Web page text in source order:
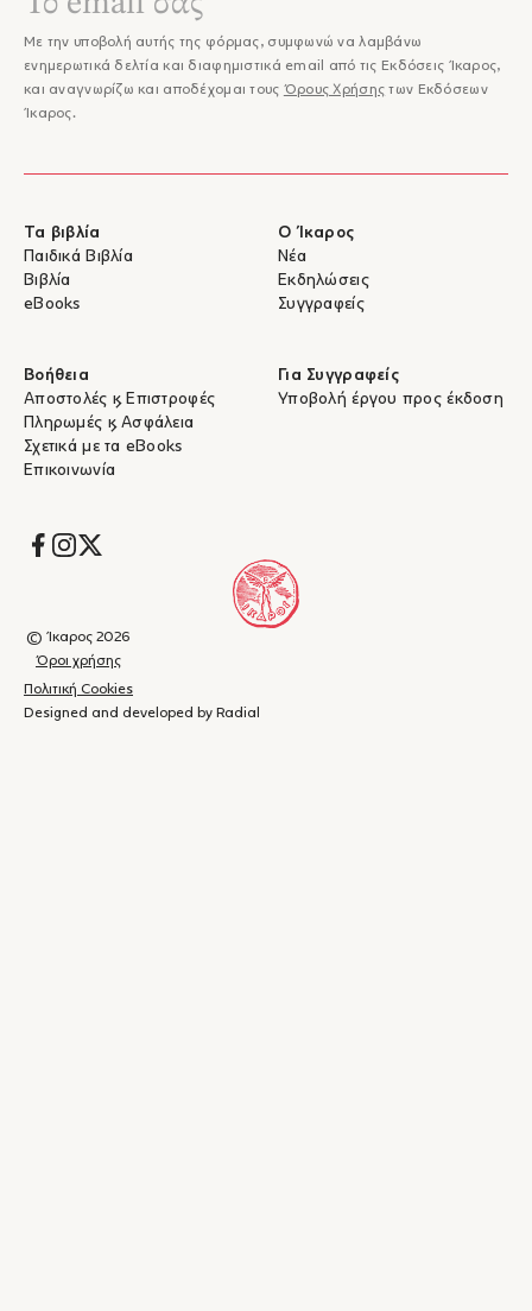
Με την υποβολή αυτής της φόρμας, συμφωνώ να λαμβάνω
ενημερωτικά δελτία και διαφημιστικά email από τις Εκδόσεις Ίκαρος,
και αναγνωρίζω και αποδέχομαι τους Όρους Χρήσης των Εκδόσεων
Ίκαρος.
Τα βιβλία
Παιδικά Βιβλία
Βιβλία
eBooks
Ο Ίκαρος
Νέα
Εκδηλώσεις
Συγγραφείς
Βοήθεια
Αποστολές & Επιστροφές
Πληρωμές & Ασφάλεια
Σχετικά με τα eBooks
Επικοινωνία
Για Συγγραφείς
Υποβολή έργου προς έκδοση
Socials
© Ίκαρος 2026
Όροι χρήσης
Πολιτική Cookies
Designed and developed by Radial